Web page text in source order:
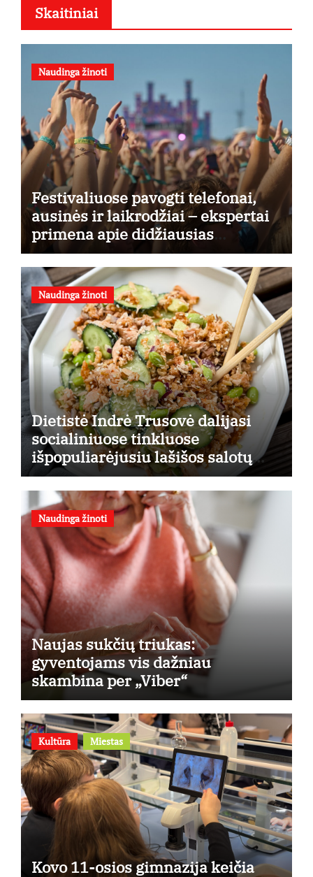
Skaitiniai
Naudinga žinoti
Festivaliuose pavogti telefonai,
ausinės ir laikrodžiai – ekspertai
primena apie didžiausias
finansines rizikas
Naudinga žinoti
Dietistė Indrė Trusovė dalijasi
socialiniuose tinkluose
išpopuliarėjusiu lašišos salotų
receptu
Naudinga žinoti
Naujas sukčių triukas:
gyventojams vis dažniau
skambina per „Viber“
Kultūra Miestas
Kovo 11-osios gimnazija keičia